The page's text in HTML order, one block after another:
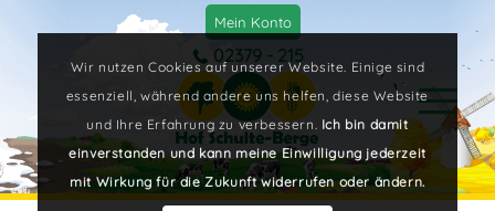
Mein Konto
02379 - 215
Wir nutzen Cookies auf unserer Website. Einige sind
essenziell, während andere uns helfen, diese Website
und Ihre Erfahrung zu verbessern. Ich bin damit
einverstanden und kann meine Einwilligung jederzeit
mit Wirkung für die Zukunft widerrufen oder ändern.